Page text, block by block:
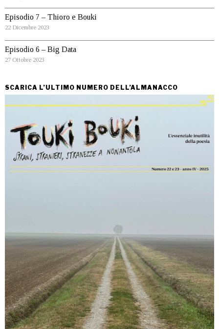
Episodio 7 – Thioro e Bouki
22 Dicembre 2023
Episodio 6 – Big Data
27 Ottobre 2023
SCARICA L’ULTIMO NUMERO DELL’ALMANACCO